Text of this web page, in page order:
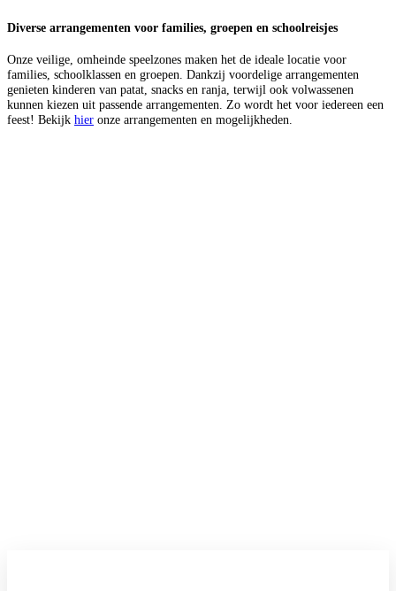
Diverse arrangementen voor families, groepen en schoolreisjes
Onze veilige, omheinde speelzones maken het de ideale locatie voor
families, schoolklassen en groepen. Dankzij voordelige arrangementen
genieten kinderen van patat, snacks en ranja, terwijl ook volwassenen
kunnen kiezen uit passende arrangementen. Zo wordt het voor iedereen een
feest! Bekijk hier onze arrangementen en mogelijkheden.